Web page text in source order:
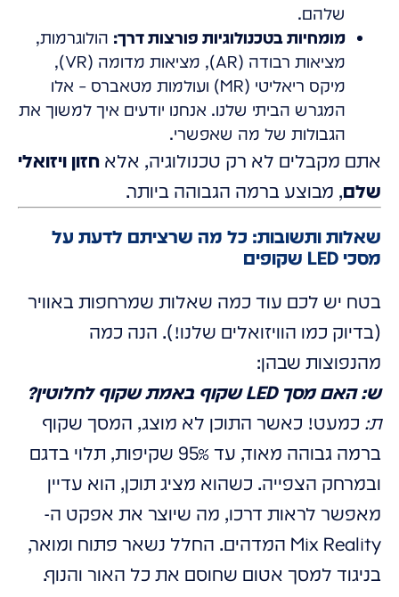
שלהם.
מומחיות בטכנולוגיות פורצות דרך: הולוגרמות,
מציאות רבודה (AR), מציאות מדומה (VR),
מיקס ריאליטי (MR) ועולמות מטאברס – אלו
המגרש הביתי שלנו. אנחנו יודעים איך למשוך את
הגבולות של מה שאפשרי.
אתם מקבלים לא רק טכנולוגיה, אלא חזון ויזואלי
שלם, מבוצע ברמה הגבוהה ביותר.
שאלות ותשובות: כל מה שרציתם לדעת על
מסכי LED שקופים
בטח יש לכם עוד כמה שאלות שמרחפות באוויר
(בדיוק כמו הוויזואלים שלנו!). הנה כמה
מהנפוצות שבהן:
ש: האם מסך LED שקוף באמת שקוף לחלוטין?
ת: כמעט! כאשר התוכן לא מוצג, המסך שקוף
ברמה גבוהה מאוד, עד 95% שקיפות, תלוי בדגם
ובמרחק הצפייה. כשהוא מציג תוכן, הוא עדיין
מאפשר לראות דרכו, מה שיוצר את אפקט ה-
Mix Reality המדהים. החלל נשאר פתוח ומואר,
בניגוד למסך אטום שחוסם את כל האור והנוף.